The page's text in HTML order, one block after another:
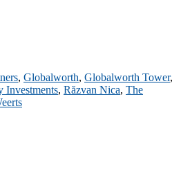
, Globalworth, Globalworth Tower,
Investments, Răzvan Nica, The